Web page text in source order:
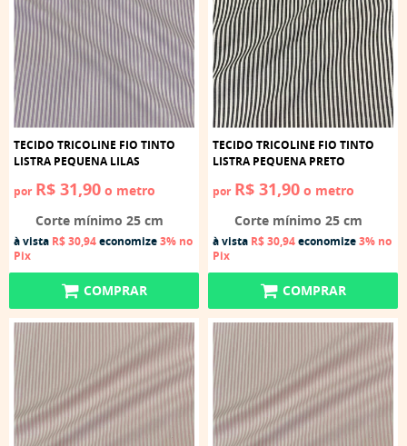
TECIDO TRICOLINE FIO TINTO
LISTRA PEQUENA LILAS
por R$ 31,90 o metro
Corte mínimo 25 cm
à vista R$ 30,94economize3% no
Pix
COMPRAR
TECIDO TRICOLINE FIO TINTO
LISTRA PEQUENA PRETO
por R$ 31,90 o metro
Corte mínimo 25 cm
à vista R$ 30,94economize3% no
Pix
COMPRAR